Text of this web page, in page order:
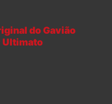
do Gavião
Ultimato